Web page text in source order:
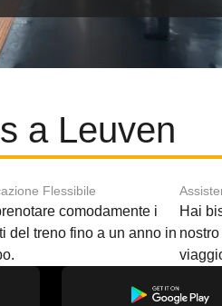
a Leuven
Flessibile
comodamente i
del treno fino a un anno in
Hai